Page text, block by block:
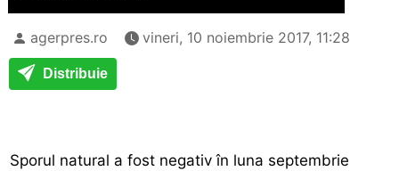
agerpres.ro vineri, 10 noiembrie 2017, 11:28
Distribuie
Sporul natural a fost negativ în luna septembrie